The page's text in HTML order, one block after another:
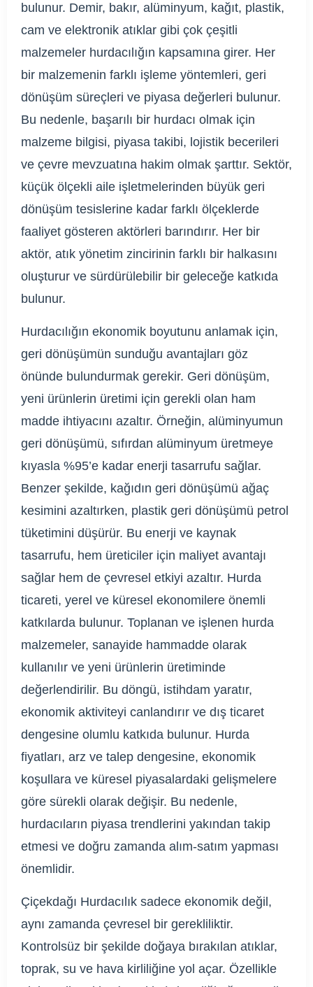
bulunur. Demir, bakır, alüminyum, kağıt, plastik,
cam ve elektronik atıklar gibi çok çeşitli
malzemeler hurdacılığın kapsamına girer. Her
bir malzemenin farklı işleme yöntemleri, geri
dönüşüm süreçleri ve piyasa değerleri bulunur.
Bu nedenle, başarılı bir hurdacı olmak için
malzeme bilgisi, piyasa takibi, lojistik becerileri
ve çevre mevzuatına hakim olmak şarttır. Sektör,
küçük ölçekli aile işletmelerinden büyük geri
dönüşüm tesislerine kadar farklı ölçeklerde
faaliyet gösteren aktörleri barındırır. Her bir
aktör, atık yönetim zincirinin farklı bir halkasını
oluşturur ve sürdürülebilir bir geleceğe katkıda
bulunur.
Hurdacılığın ekonomik boyutunu anlamak için,
geri dönüşümün sunduğu avantajları göz
önünde bulundurmak gerekir. Geri dönüşüm,
yeni ürünlerin üretimi için gerekli olan ham
madde ihtiyacını azaltır. Örneğin, alüminyumun
geri dönüşümü, sıfırdan alüminyum üretmeye
kıyasla %95’e kadar enerji tasarrufu sağlar.
Benzer şekilde, kağıdın geri dönüşümü ağaç
kesimini azaltırken, plastik geri dönüşümü petrol
tüketimini düşürür. Bu enerji ve kaynak
tasarrufu, hem üreticiler için maliyet avantajı
sağlar hem de çevresel etkiyi azaltır. Hurda
ticareti, yerel ve küresel ekonomilere önemli
katkılarda bulunur. Toplanan ve işlenen hurda
malzemeler, sanayide hammadde olarak
kullanılır ve yeni ürünlerin üretiminde
değerlendirilir. Bu döngü, istihdam yaratır,
ekonomik aktiviteyi canlandırır ve dış ticaret
dengesine olumlu katkıda bulunur. Hurda
fiyatları, arz ve talep dengesine, ekonomik
koşullara ve küresel piyasalardaki gelişmelere
göre sürekli olarak değişir. Bu nedenle,
hurdacıların piyasa trendlerini yakından takip
etmesi ve doğru zamanda alım-satım yapması
önemlidir.
Çiçekdağı Hurdacılık sadece ekonomik değil,
aynı zamanda çevresel bir gerekliliktir.
Kontrolsüz bir şekilde doğaya bırakılan atıklar,
toprak, su ve hava kirliliğine yol açar. Özellikle